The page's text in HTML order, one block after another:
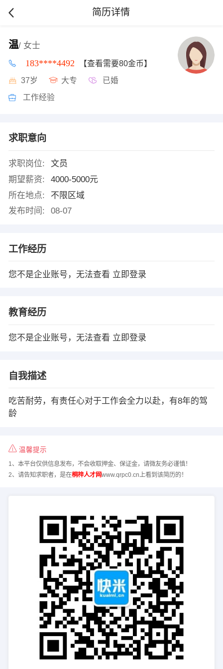
简历详情
温/ 女士
183****4492 【查看需要80金币】
37岁 大专 已婚
工作经验
求职意向
求职岗位:
文员
期望薪资:
4000-5000元
所在地点:
不限区域
发布时间:
08-07
工作经历
您不是企业账号，无法查看 立即登录
教育经历
您不是企业账号，无法查看 立即登录
自我描述
吃苦耐劳，有责任心对于工作会全力以赴，有8年的驾
龄
温馨提示
1、本平台仅供信息发布，不会收取押金、保证金，请微友务必谨慎！
2、请告知求职者，是在桐梓人才网www.qrpc0.cn上看到该简历的！